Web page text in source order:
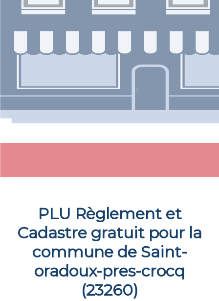
PLU Règlement et
Cadastre gratuit pour la
commune de Saint-
oradoux-pres-crocq
(23260)